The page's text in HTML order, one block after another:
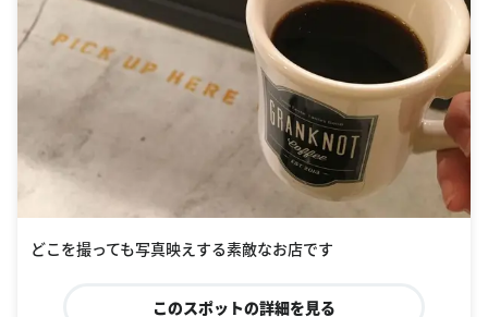
どこを撮っても写真映えする素敵なお店です
このスポットの詳細を見る